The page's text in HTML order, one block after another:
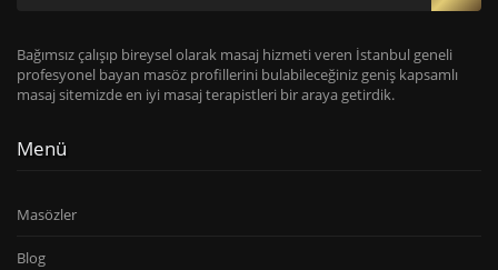
Bağımsız çalışıp bireysel olarak masaj hizmeti veren İstanbul geneli
profesyonel bayan masöz profillerini bulabileceğiniz geniş kapsamlı
masaj sitemizde en iyi masaj terapistleri bir araya getirdik.
Menü
Masözler
Blog